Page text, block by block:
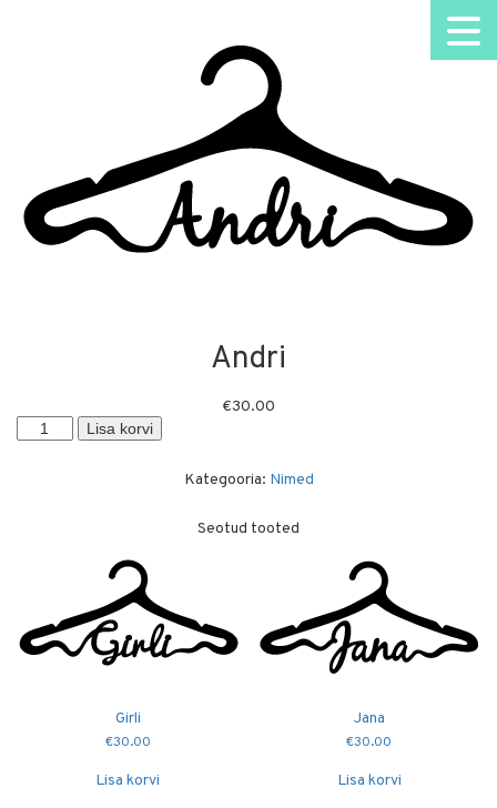
Andri
€30.00
Andri
kogus
Lisa korvi
Kategooria: Nimed
Seotud tooted
Girli
€30.00
Lisa korvi
Jana
€30.00
Lisa korvi